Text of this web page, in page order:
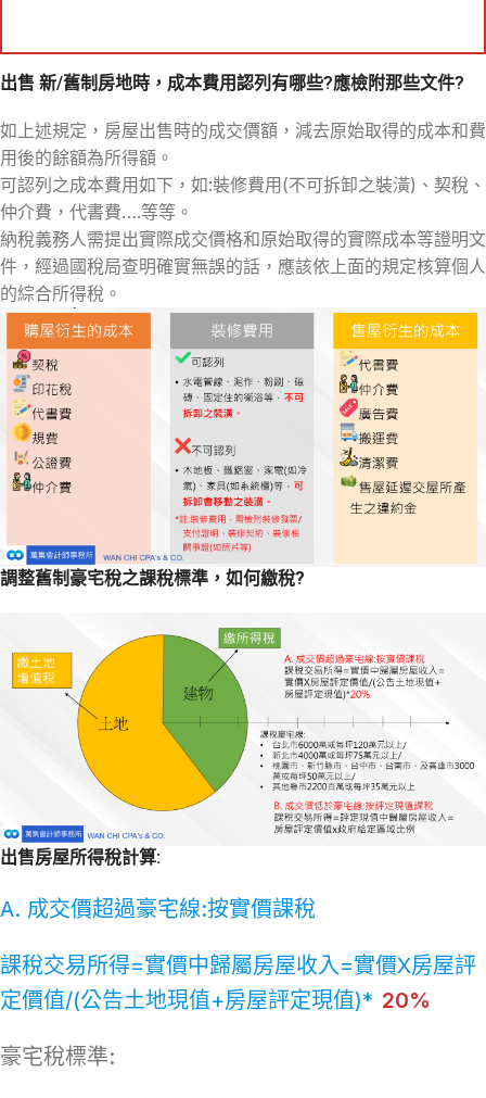
出售 新/舊制房地時，成本費用認列有哪些?應檢附那些文件?
如上述規定，房屋出售時的成交價額，減去原始取得的成本和費
用後的餘額為所得額。
可認列之成本費用如下，如:裝修費用(不可拆卸之裝潢)、契稅、
仲介費，代書費….等等。
納稅義務人需提出實際成交價格和原始取得的實際成本等證明文
件，經過國稅局查明確實無誤的話，應該依上面的規定核算個人
的綜合所得稅。
調整舊制豪宅稅之課稅標準，如何繳稅?
出售房屋所得稅計算:
A. 成交價超過豪宅線:按實價課稅
課稅交易所得=實價中歸屬房屋收入=實價X房屋評
定價值/(公告土地現值+房屋評定現值)* 20%
豪宅稅標準: